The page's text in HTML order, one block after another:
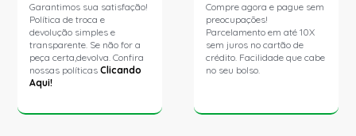
Garantimos sua satisfação!
Política de troca e
devolução simples e
transparente. Se não for a
peça certa,devolva. Confira
nossas políticasClicando
Aqui!
Compre agora e pague sem
preocupações!
Parcelamento em até 10X
sem juros no cartão de
crédito. Facilidade que cabe
no seu bolso.